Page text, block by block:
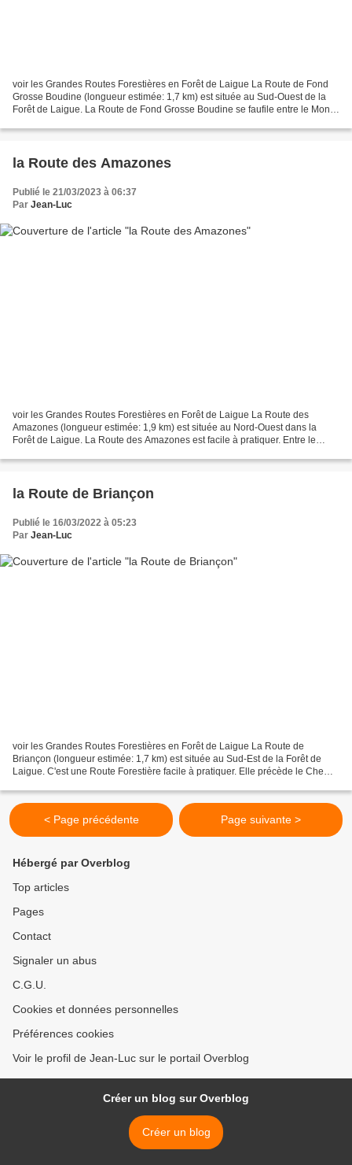
voir les Grandes Routes Forestières en Forêt de Laigue La Route de Fond
Grosse Boudine (longueur estimée: 1,7 km) est située au Sud-Ouest de la
Forêt de Laigue. La Route de Fond Grosse Boudine se faufile entre le Mont
la Route des Amazones
Publié le 21/03/2023 à 06:37
Par Jean-Luc
voir les Grandes Routes Forestières en Forêt de Laigue La Route des
Amazones (longueur estimée: 1,9 km) est située au Nord-Ouest dans la
Forêt de Laigue. La Route des Amazones est facile à pratiquer. Entre le
la Route de Briançon
Publié le 16/03/2022 à 05:23
Par Jean-Luc
voir les Grandes Routes Forestières en Forêt de Laigue La Route de
Briançon (longueur estimée: 1,7 km) est située au Sud-Est de la Forêt de
Laigue. C'est une Route Forestière facile à pratiquer. Elle précède le Chemin
< Page précédente Page suivante >
Hébergé par Overblog
Top articles
Pages
Contact
Signaler un abus
C.G.U.
Cookies et données personnelles
Préférences cookies
Voir le profil de Jean-Luc sur le portail Overblog
Créer un blog sur Overblog
Créer un blog